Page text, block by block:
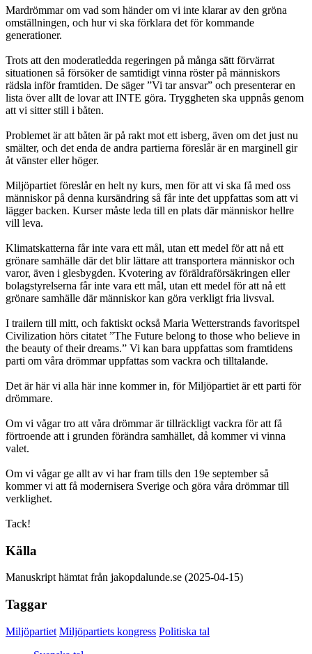
Mardrömmar om vad som händer om vi inte klarar av den gröna
omställningen, och hur vi ska förklara det för kommande
generationer.
Trots att den moderatledda regeringen på många sätt förvärrat
situationen så försöker de samtidigt vinna röster på människors
rädsla inför framtiden. De säger ”Vi tar ansvar” och presenterar en
lista över allt de lovar att INTE göra. Tryggheten ska uppnås genom
att vi sitter still i båten.
Problemet är att båten är på rakt mot ett isberg, även om det just nu
smälter, och det enda de andra partierna föreslår är en marginell gir
åt vänster eller höger.
Miljöpartiet föreslår en helt ny kurs, men för att vi ska få med oss
människor på denna kursändring så får inte det uppfattas som att vi
lägger backen. Kurser måste leda till en plats där människor hellre
vill leva.
Klimatskatterna får inte vara ett mål, utan ett medel för att nå ett
grönare samhälle där det blir lättare att transportera människor och
varor, även i glesbygden. Kvotering av föräldraförsäkringen eller
bolagstyrelserna får inte vara ett mål, utan ett medel för att nå ett
grönare samhälle där människor kan göra verkligt fria livsval.
I trailern till mitt, och faktiskt också Maria Wetterstrands favoritspel
Civilization hörs citatet ”The Future belong to those who believe in
the beauty of their dreams.” Vi kan bara uppfattas som framtidens
parti om våra drömmar uppfattas som vackra och tilltalande.
Det är här vi alla här inne kommer in, för Miljöpartiet är ett parti för
drömmare.
Om vi vågar tro att våra drömmar är tillräckligt vackra för att få
förtroende att i grunden förändra samhället, då kommer vi vinna
valet.
Om vi vågar ge allt av vi har fram tills den 19e september så
kommer vi att få modernisera Sverige och göra våra drömmar till
verklighet.
Tack!
Källa
Manuskript hämtat från jakopdalunde.se (2025-04-15)
Taggar
Miljöpartiet Miljöpartiets kongress Politiska tal